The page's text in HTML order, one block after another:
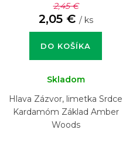
2,45 €
2,05 € / ks
DO KOŠÍKA
Skladom
Hlava Zázvor, limetka Srdce
Kardamóm Základ Amber
Woods